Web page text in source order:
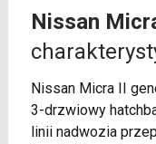
Nissan
Nissan Micra II
3-drzwiowy
linii nadwozia